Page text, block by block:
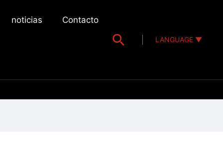
noticias Contacto
LANGUAGE ▼